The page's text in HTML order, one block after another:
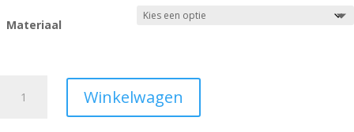
Materiaal
Winkelwagen